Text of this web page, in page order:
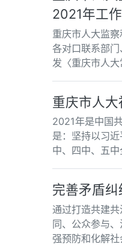
2021年工
重庆市人大监
各对口联系部
发〈重庆市人
重庆市人
2021年是中国
是：坚持以习
中、四中、五
完善矛盾
通过打造共建
同、公众参与
强预防和化解